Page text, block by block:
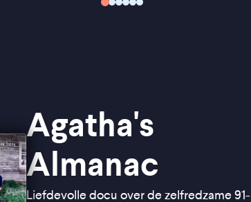
Agatha's
Almanac
Liefdevolle docu over de zelfredzame 91-